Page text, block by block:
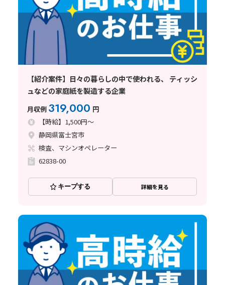
【紹介案件】日々の暮らしの中で使われる、 ティッシ
ュなどの家庭紙を製造する企業
月収例 319,000 円
【時給】1,500円～
静岡県富士宮市
検査、マシンオペレーター
62838-00
キープする 詳細を見る